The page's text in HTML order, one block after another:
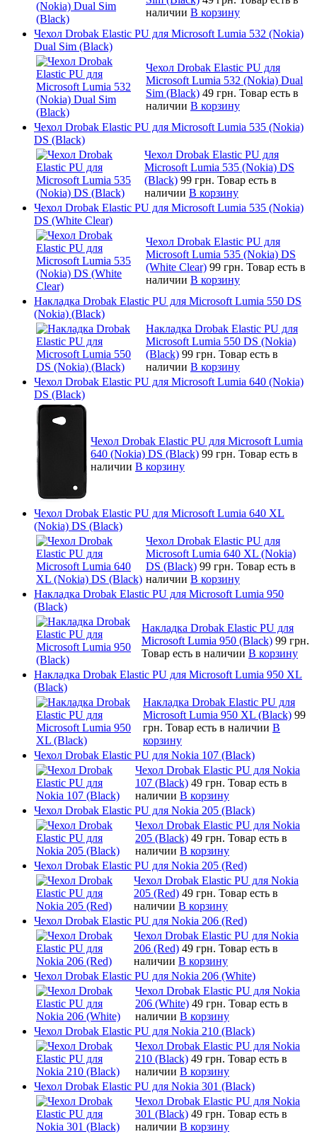
наличии В корзину
Чехол Drobak Elastic PU для Microsoft Lumia 532 (Nokia)
Dual Sim (Black)
Чехол Drobak Elastic PU для
Microsoft Lumia 532 (Nokia) Dual
Sim (Black) 49 грн. Товар есть в
наличии В корзину
Чехол Drobak Elastic PU для Microsoft Lumia 535 (Nokia)
DS (Black)
Чехол Drobak Elastic PU для
Microsoft Lumia 535 (Nokia) DS
(Black) 99 грн. Товар есть в
наличии В корзину
Чехол Drobak Elastic PU для Microsoft Lumia 535 (Nokia)
DS (White Clear)
Чехол Drobak Elastic PU для
Microsoft Lumia 535 (Nokia) DS
(White Clear) 99 грн. Товар есть в
наличии В корзину
Накладка Drobak Elastic PU для Microsoft Lumia 550 DS
(Nokia) (Black)
Накладка Drobak Elastic PU для
Microsoft Lumia 550 DS (Nokia)
(Black) 99 грн. Товар есть в
наличии В корзину
Чехол Drobak Elastic PU для Microsoft Lumia 640 (Nokia)
DS (Black)
Чехол Drobak Elastic PU для Microsoft Lumia
640 (Nokia) DS (Black) 99 грн. Товар есть в
наличии В корзину
Чехол Drobak Elastic PU для Microsoft Lumia 640 XL
(Nokia) DS (Black)
Чехол Drobak Elastic PU для
Microsoft Lumia 640 XL (Nokia)
DS (Black) 99 грн. Товар есть в
наличии В корзину
Накладка Drobak Elastic PU для Microsoft Lumia 950
(Black)
Накладка Drobak Elastic PU для
Microsoft Lumia 950 (Black) 99 грн.
Товар есть в наличии В корзину
Накладка Drobak Elastic PU для Microsoft Lumia 950 XL
(Black)
Накладка Drobak Elastic PU для
Microsoft Lumia 950 XL (Black) 99
грн. Товар есть в наличии В
корзину
Чехол Drobak Elastic PU для Nokia 107 (Black)
Чехол Drobak Elastic PU для Nokia
107 (Black) 49 грн. Товар есть в
наличии В корзину
Чехол Drobak Elastic PU для Nokia 205 (Black)
Чехол Drobak Elastic PU для Nokia
205 (Black) 49 грн. Товар есть в
наличии В корзину
Чехол Drobak Elastic PU для Nokia 205 (Red)
Чехол Drobak Elastic PU для Nokia
205 (Red) 49 грн. Товар есть в
наличии В корзину
Чехол Drobak Elastic PU для Nokia 206 (Red)
Чехол Drobak Elastic PU для Nokia
206 (Red) 49 грн. Товар есть в
наличии В корзину
Чехол Drobak Elastic PU для Nokia 206 (White)
Чехол Drobak Elastic PU для Nokia
206 (White) 49 грн. Товар есть в
наличии В корзину
Чехол Drobak Elastic PU для Nokia 210 (Black)
Чехол Drobak Elastic PU для Nokia
210 (Black) 49 грн. Товар есть в
наличии В корзину
Чехол Drobak Elastic PU для Nokia 301 (Black)
Чехол Drobak Elastic PU для Nokia
301 (Black) 49 грн. Товар есть в
наличии В корзину